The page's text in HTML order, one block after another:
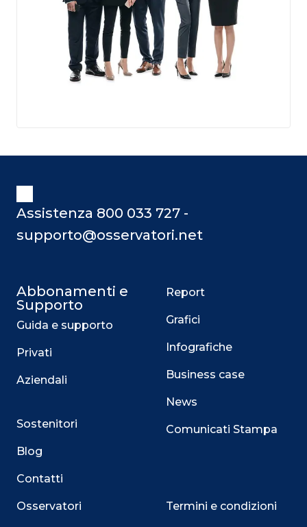
Assistenza 800 033 727 -
supporto@osservatori.net
Abbonamenti e
Supporto
Guida e supporto
Privati
Aziendali
Sostenitori
Blog
Contatti
Osservatori
Report
Grafici
Infografiche
Business case
News
Comunicati Stampa
Termini e condizioni